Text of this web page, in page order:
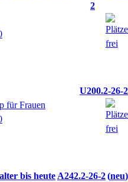
2
U200.2-26-2
für Frauen
bis heute A242.2-26-2 neu